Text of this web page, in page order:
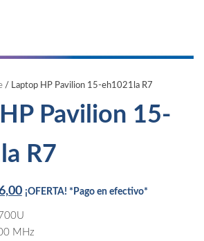
/ Laptop HP Pavilion 15-eh1021la R7
Pavilion 15-
R7
Current
price
is:
¡OFERTA! *Pago en efectivo*
MHz